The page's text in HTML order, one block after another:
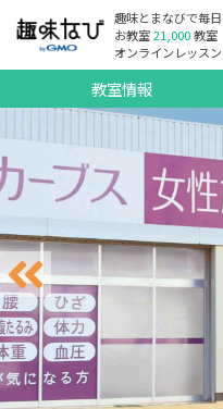
趣味とまなびで毎
お教室21,000教室
オンラインレッス
教室情報